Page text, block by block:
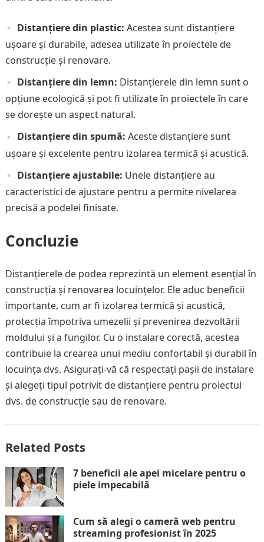
Distanțiere din plastic: Acestea sunt distanțiere
ușoare și durabile, adesea utilizate în proiectele de
construcție și renovare.
Distanțiere din lemn: Distanțierele din lemn sunt o
opțiune ecologică și pot fi utilizate în proiectele în care
se dorește un aspect natural.
Distanțiere din spumă: Aceste distanțiere sunt
ușoare și excelente pentru izolarea termică și acustică.
Distanțiere ajustabile: Unele distanțiere au
caracteristici de ajustare pentru a permite nivelarea
precisă a podelei finisate.
Concluzie
Distanțierele de podea reprezintă un element esențial în
construcția și renovarea locuințelor. Ele aduc beneficii
importante, cum ar fi izolarea termică și acustică,
protecția împotriva umezelii și prevenirea dezvoltării
moldului și a fungilor. Cu o instalare corectă, acestea
contribuie la crearea unui mediu confortabil și durabil în
locuința dvs. Asigurați-vă că respectați pașii de instalare
și alegeți tipul potrivit de distanțiere pentru proiectul
dvs. de construcție sau de renovare.
Related Posts
7 beneficii ale apei micelare pentru o
piele impecabilă
Cum să alegi o cameră web pentru
streaming profesionist în 2025